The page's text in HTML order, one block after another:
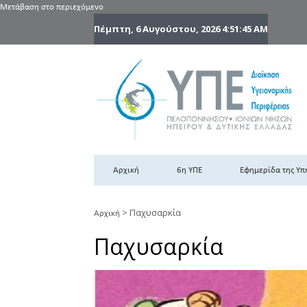
Μετάβαση στο περιεχόμενο
Πέμπτη, 6 Αυγούστου, 20264:51:46 AM
Αρχική 6η ΥΠΕ Εφημερίδα της
Αρχική > Παχυσαρκία
Παχυσαρκία